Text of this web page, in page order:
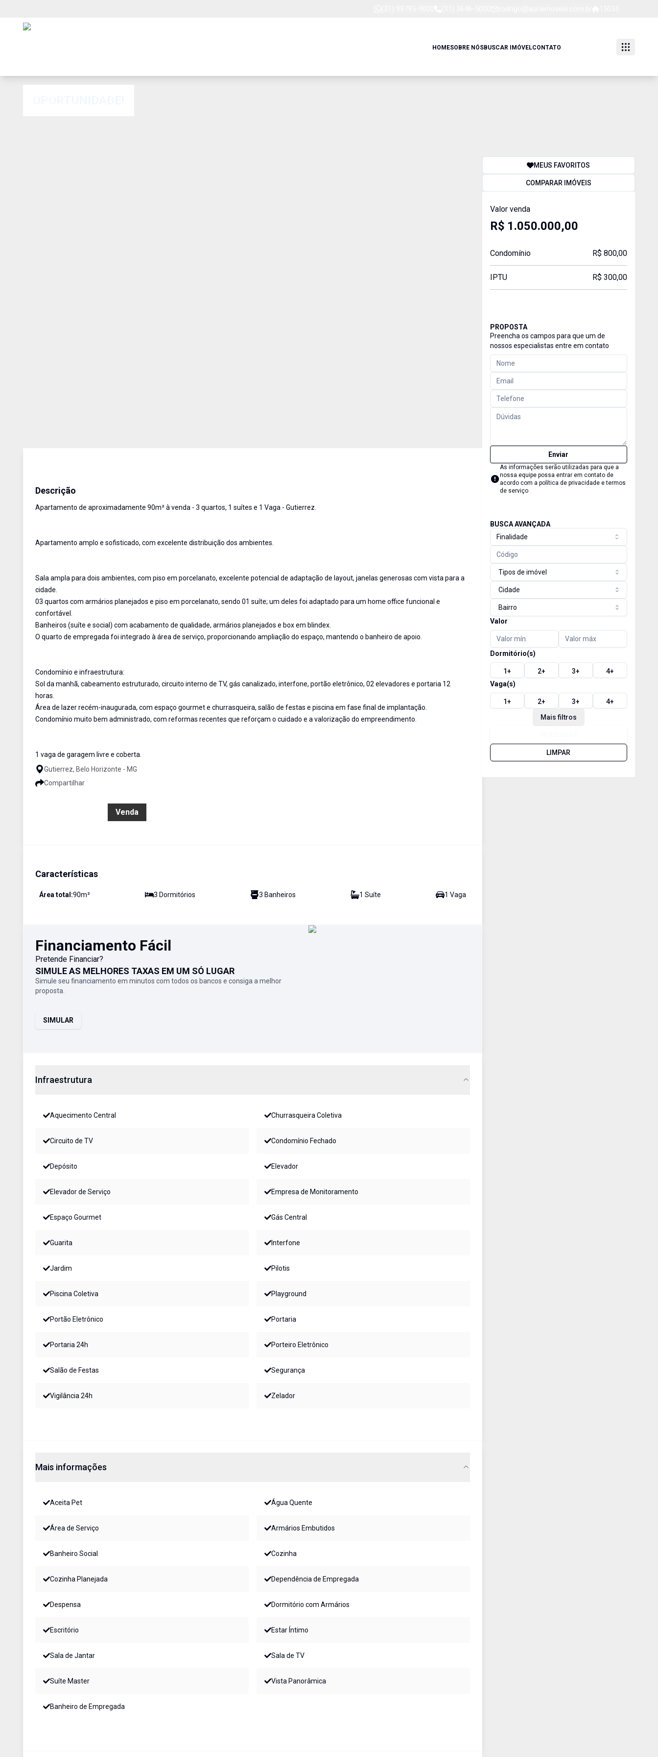
HOMESOBRE NÓSBUSCAR IMÓVELCONTATO
Descrição
Apartamento de aproximadamente 90m² à venda - 3 quartos, 1 suítes e 1 Vaga - Gutierrez.
Apartamento amplo e sofisticado, com excelente distribuição dos ambientes.
Sala ampla para dois ambientes, com piso em porcelanato, excelente potencial de adaptação de layout, janelas generosas com vista para a
cidade.
03 quartos com armários planejados e piso em porcelanato, sendo 01 suíte; um deles foi adaptado para um home office funcional e
confortável.
Banheiros (suíte e social) com acabamento de qualidade, armários planejados e box em blindex.
O quarto de empregada foi integrado à área de serviço, proporcionando ampliação do espaço, mantendo o banheiro de apoio.
Condomínio e infraestrutura:
Sol da manhã, cabeamento estruturado, circuito interno de TV, gás canalizado, interfone, portão eletrônico, 02 elevadores e portaria 12
horas.
Área de lazer recém-inaugurada, com espaço gourmet e churrasqueira, salão de festas e piscina em fase final de implantação.
Condomínio muito bem administrado, com reformas recentes que reforçam o cuidado e a valorização do empreendimento.
1 vaga de garagem livre e coberta.
Gutierrez, Belo Horizonte - MG
Compartilhar
Venda
Características
Área total:90m² 3 Dormitórios 3 Banheiros 1 Suíte 1 Vaga
Financiamento Fácil
Pretende Financiar?
SIMULE AS MELHORES TAXAS EM UM SÓ LUGAR
Simule seu financiamento em minutos com todos os bancos e consiga a melhor
proposta.
SIMULAR
Infraestrutura
Aquecimento Central Churrasqueira Coletiva
Circuito de TV Condomínio Fechado
Depósito Elevador
Elevador de Serviço Empresa de Monitoramento
Espaço Gourmet Gás Central
Guarita Interfone
Jardim Pilotis
Piscina Coletiva Playground
Portão Eletrônico Portaria
Portaria 24h Porteiro Eletrônico
Salão de Festas Segurança
Vigilância 24h Zelador
Mais informações
Aceita Pet Água Quente
Área de Serviço Armários Embutidos
Banheiro Social Cozinha
Cozinha Planejada Dependência de Empregada
Despensa Dormitório com Armários
Escritório Estar Íntimo
Sala de Jantar Sala de TV
Suíte Master Vista Panorâmica
Banheiro de Empregada
MEUS FAVORITOS
COMPARAR IMÓVEIS
Valor venda
R$ 1.050.000,00
Condomínio R$ 800,00
IPTU R$ 300,00
PROPOSTA
Preencha os campos para que um de
nossos especialistas entre em contato
Enviar
As informações serão utilizadas para que a
nossa equipe possa entrar em contato de
acordo com a política de privacidade e termos
de serviço
BUSCA AVANÇADA
Finalidade
Tipos de imóvel
Cidade
Bairro
Valor
Dormitório(s)
1+ 2+ 3+ 4+
Vaga(s)
1+ 2+ 3+ 4+
Mais filtros
LIMPAR